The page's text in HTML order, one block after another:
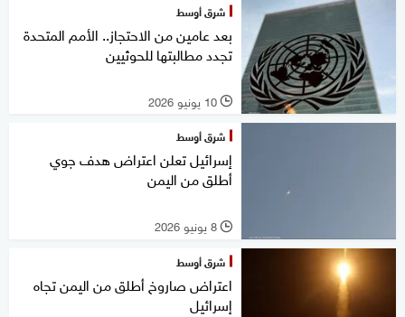
شرق أوسط
بعد عامين من الاحتجاز.. الأمم المتحدة
تجدد مطالبتها للحوثيين
l 10 يونيو 2026
شرق أوسط
إسرائيل تعلن اعتراض هدف جوي
أطلق من اليمن
l 8 يونيو 2026
شرق أوسط
اعتراض صاروخ أطلق من اليمن تجاه
إسرائيل